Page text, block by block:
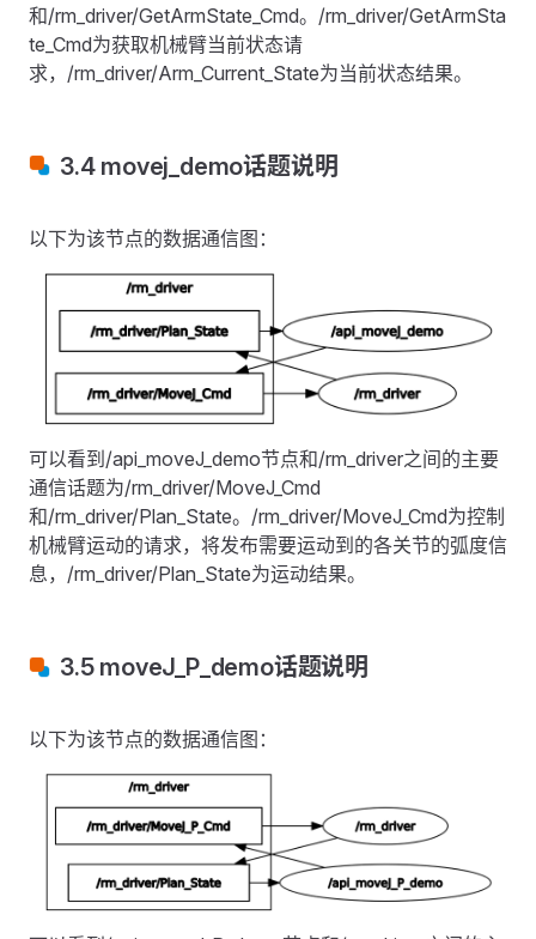
和/rm_driver/GetArmState_Cmd。/rm_driver/GetArmSta
te_Cmd为获取机械臂当前状态请
求，/rm_driver/Arm_Current_State为当前状态结果。
3.4 movej_demo话题说明
以下为该节点的数据通信图：
可以看到/api_moveJ_demo节点和/rm_driver之间的主要
通信话题为/rm_driver/MoveJ_Cmd
和/rm_driver/Plan_State。/rm_driver/MoveJ_Cmd为控制
机械臂运动的请求，将发布需要运动到的各关节的弧度信
息，/rm_driver/Plan_State为运动结果。
3.5 moveJ_P_demo话题说明
以下为该节点的数据通信图：